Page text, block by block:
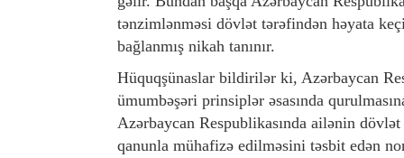
tənzimlənməsi dövlət tərəfindən həyata
bağlanmış nikah tanınır.
Hüquqşünaslar bildirilər ki, Azərbaycan
ümumbəşəri prinsiplər əsasında
Azərbaycan Respublikasında ailənin dövlət
qanunla mühafizə edilməsini təsbit edən